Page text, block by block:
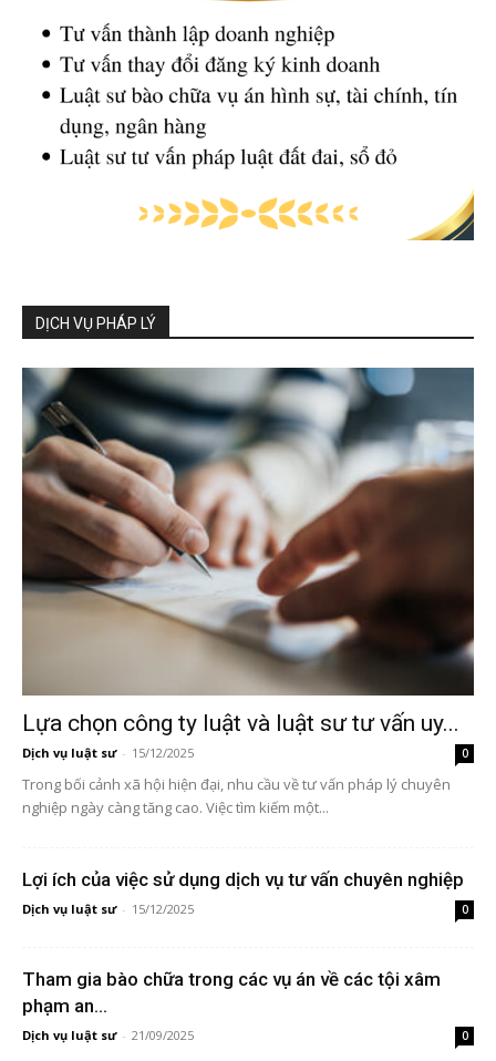
DỊCH VỤ PHÁP LÝ
Lựa chọn công ty luật và luật sư tư vấn uy...
Dịch vụ luật sư - 15/12/2025 0
Trong bối cảnh xã hội hiện đại, nhu cầu về tư vấn pháp lý chuyên
nghiệp ngày càng tăng cao. Việc tìm kiếm một...
Lợi ích của việc sử dụng dịch vụ tư vấn chuyên nghiệp
Dịch vụ luật sư - 15/12/2025 0
Tham gia bào chữa trong các vụ án về các tội xâm
phạm an...
Dịch vụ luật sư - 21/09/2025 0